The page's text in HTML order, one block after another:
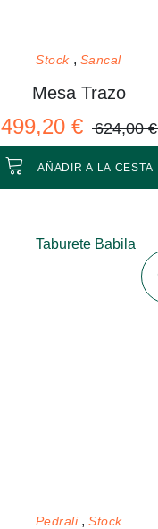
Stock Sancal
Mesa Trazo
499,20 € 624,00 €
AÑADIR A LA CESTA
Pedrali Stock